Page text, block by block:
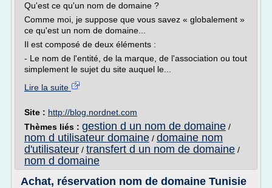
Qu'est ce qu'un nom de domaine ?
Comme moi, je suppose que vous savez « globalement »
ce qu'est un nom de domaine...
Il est composé de deux éléments :
- Le nom de l'entité, de la marque, de l'association ou tout
simplement le sujet du site auquel le...
Lire la suite
Site : http://blog.nordnet.com
Thèmes liés : gestion d un nom de domaine /
nom d utilisateur domaine / domaine nom
d'utilisateur / transfert d un nom de domaine /
nom d domaine
Achat, réservation nom de domaine Tunisie